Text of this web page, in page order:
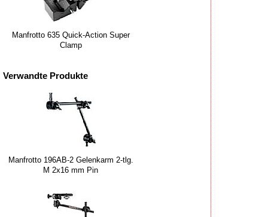
Manfrotto 635 Quick-Action Super
Clamp
Verwandte Produkte
Manfrotto 196AB-2 Gelenkarm 2-tlg.
M 2x16 mm Pin